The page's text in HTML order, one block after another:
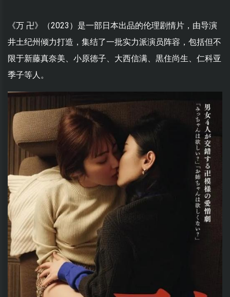
《万 卍》（2023）是一部日本出品的伦理剧情片，由导演
井土纪州倾力打造，集结了一批实力派演员阵容，包括但不
限于新藤真奈美、小原徳子、大西信满、黒住尚生、仁科亚
季子等人。